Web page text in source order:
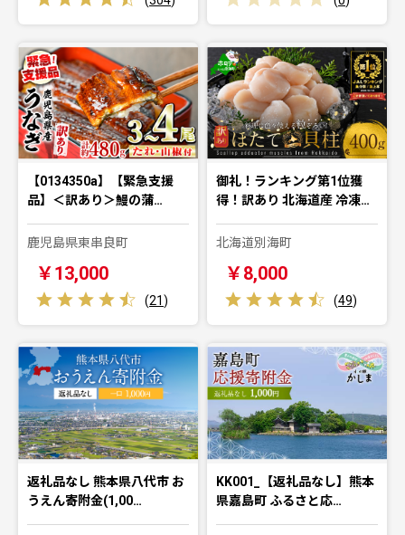
【0134350a】【緊急支援
品】＜訳あり＞鰻の蒲…
鹿児島県東串良町
￥13,000
(21)
御礼！ランキング第1位獲
得！訳あり 北海道産 冷凍…
北海道別海町
￥8,000
(49)
返礼品なし 熊本県八代市 お
うえん寄附金(1,00…
KK001_【返礼品なし】熊本
県嘉島町 ふるさと応…